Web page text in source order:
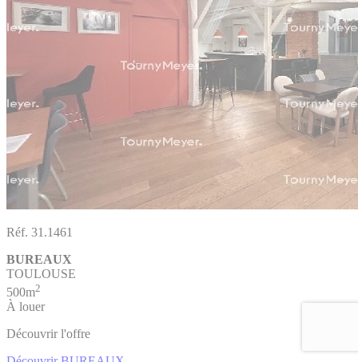
Réf. 31.1461
BUREAUX
TOULOUSE
500m2
À louer
Découvrir l'offre